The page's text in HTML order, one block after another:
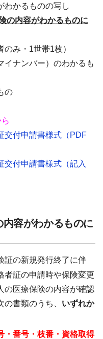
かるものの写し
の内容がわかるものに
み・1世帯1枚）
ナンバー）のわかるも
の
交付申請書様式（PDF
交付申請書様式（記入
容がわかるものに
証の新規発行終了に伴
者証の申請時や保険変更
の医療保険の内容が確認
書類のうち、 いずれか
番号・枝番・資格取得